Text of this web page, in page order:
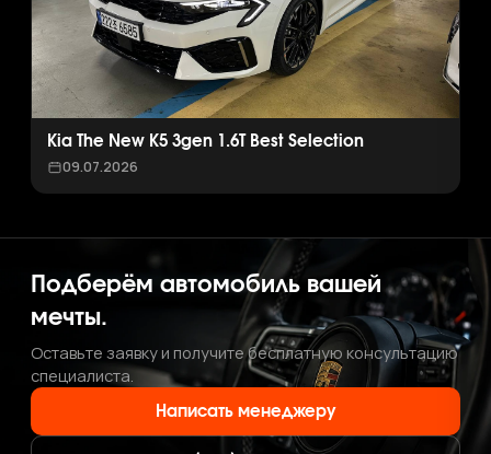
Kia The New K5 3gen 1.6T Best Selection
09.07.2026
Подберём автомобиль вашей
мечты.
Оставьте заявку и получите бесплатную консультацию
специалиста.
Написать менеджеру